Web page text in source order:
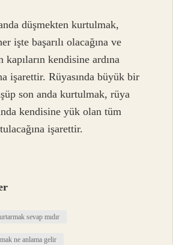
düşmekten kurtulmak,
işte başarılı olacağına ve
kendisine ardına
işarettir. Rüyasında büyük bir
son anda kurtulmak, rüya
kendisine yük olan tüm
işarettir.
sevap mıdır
ne anlama gelir